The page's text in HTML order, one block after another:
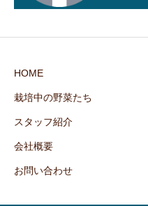
HOME
栽培中の野菜たち
スタッフ紹介
会社概要
お問い合わせ